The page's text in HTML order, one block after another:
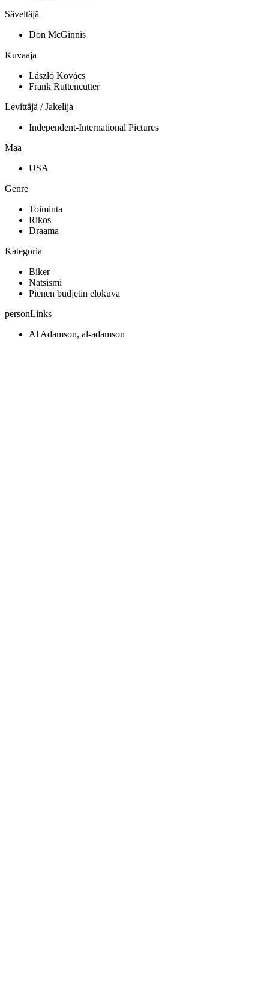
Säveltäjä
Don McGinnis
Kuvaaja
László Kovács
Frank Ruttencutter
Levittäjä / Jakelija
Independent-International Pictures
Maa
USA
Genre
Toiminta
Rikos
Draama
Kategoria
Biker
Natsismi
Pienen budjetin elokuva
personLinks
Al Adamson, al-adamson